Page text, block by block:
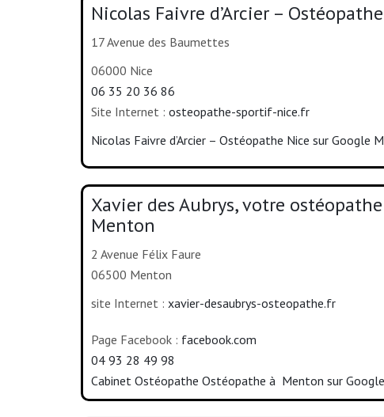
Nicolas Faivre d’Arcier –
17 Avenue des Baumettes
06000 Nice
06 35 20 36 86
Site Internet : osteopathe-sportif-nice.fr
Nicolas Faivre d’Arcier – Ostéopathe Nice sur Google
Xavier des Aubrys, votre
Menton
2 Avenue Félix Faure
06500 Menton
site Internet : xavier-desaubrys-osteopathe.fr
Page Facebook : facebook.com
04 93 28 49 98
Cabinet Ostéopathe Ostéopathe à Menton sur